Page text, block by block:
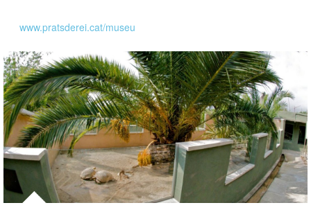
www.pratsderei.cat/museu